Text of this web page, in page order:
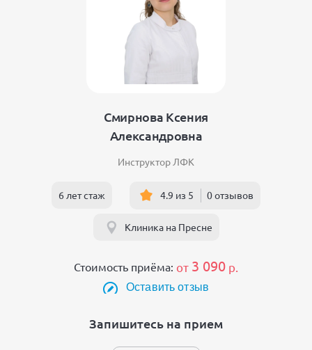
Смирнова Ксения
Александровна
Инструктор ЛФК
6 лет стаж 4.9 из 5 0 отзывов
Клиника на Пресне
Стоимость приёма: от 3 090 р.
Оставить отзыв
Запишитесь на прием